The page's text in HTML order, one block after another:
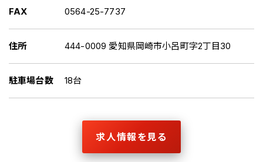
FAX 0564-25-7737
住所 444-0009 愛知県岡崎市小呂町字2丁目30
駐車場台数 18台
求人情報を見る